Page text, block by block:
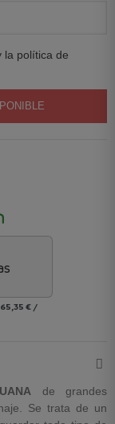
la política de
€ /
de grandes
Se trata de un